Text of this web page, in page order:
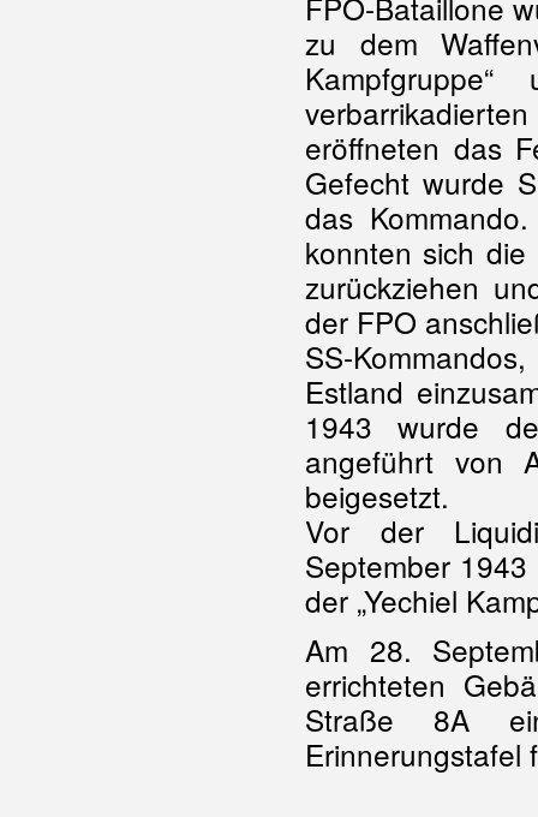
zu dem
eröffneten das
Gefecht wurde
das
konnten sich
zurückziehen
der FPO
SS-
Estland
1943 wurde
angeführt von
beigesetzt.
Vor der
September
der „Yechiel
Am 28.
errichteten
Straße 8A
Erinnerungstafel